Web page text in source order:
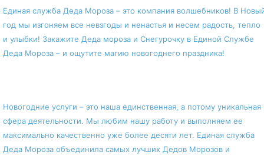
Единая служба Деда Мороза – это компания волшебников! В
год мы изгоняем все невзгоды и ненастья и несем радость, тепло
и улыбки! Закажите Деда мороза и Снегурочку в Единой Службе
Деда Мороза – и ощутите магию новогоднего праздника!
Новогодние услуги – это наша единственная, а потому уникальная
сфера деятельности. Мы любим нашу работу и выполняем ее
максимально качественно уже более десяти лет. Единая служба
Деда Мороза объединила самых лучших Дедов Морозов и